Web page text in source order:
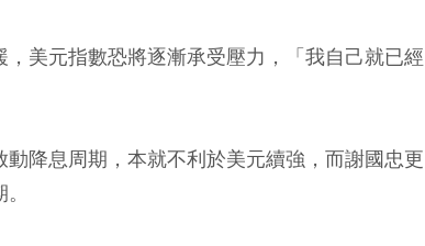
美元指數恐將逐漸承受壓力，「我自己就已經
降息周期，本就不利於美元續強，而謝國忠更